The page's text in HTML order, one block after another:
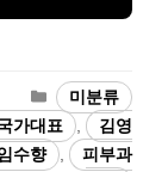
카
테
고
리
미분류
가대표
김영
수향
피부과